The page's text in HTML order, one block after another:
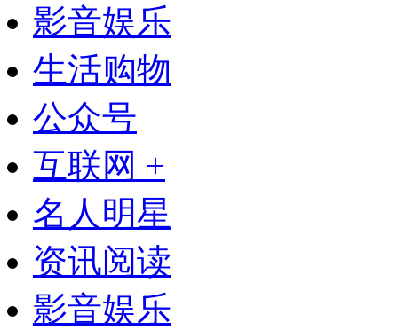
影音娱乐
生活购物
公众号
互联网 +
名人明星
资讯阅读
影音娱乐